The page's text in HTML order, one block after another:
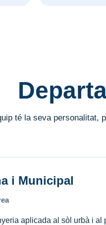
té la seva personalitat,
i Municipal
aplicada al sòl urbà i al